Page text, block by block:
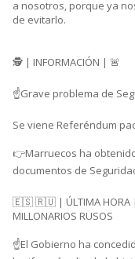
a nosotros, porque ya
de evitarlo.
🕵 | INFORMACIÓN | 🚨
☝️Grave problema de
Se viene Referéndum
👉Marruecos ha
documentos de
🇪🇸 🇷🇺 | ÚLTIMA HORA |
MILLONARIOS RUSOS
☝️El Gobierno ha